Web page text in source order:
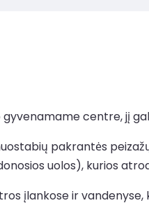
centre, jį
pakrantės
uolos), kurios
įlankose ir